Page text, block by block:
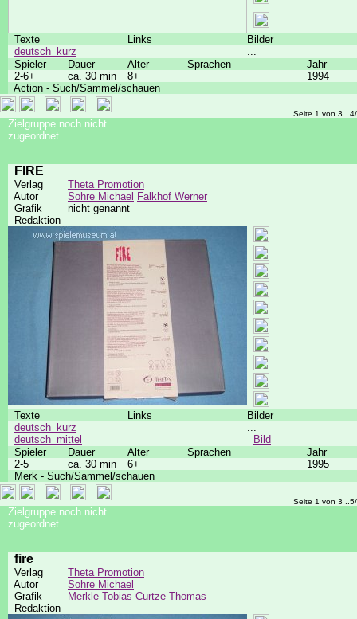
Texte Links
Bilder
deutsch_kurz
...
Spieler
Dauer Alter Sprachen
Jahr
2-6+
ca. 30 min 8+
1994
Action - Such/Sammel/schauen
Seite 1 von 3
Zielgruppe noch nicht
zugeordnet
FIRE
Verlag
Theta Promotion
Autor
Sohre Michael Falkhof Werner
Grafik
nicht genannt
Redaktion
Texte Links
Bilder
deutsch_kurz
deutsch_mittel
...
Bild
Spieler
Dauer Alter Sprachen
Jahr
2-5
ca. 30 min 6+
1995
Merk - Such/Sammel/schauen
Seite 1 von 3
Zielgruppe noch nicht
zugeordnet
fire
Verlag
Theta Promotion
Autor
Sohre Michael
Grafik
Merkle Tobias Curtze Thomas
Redaktion